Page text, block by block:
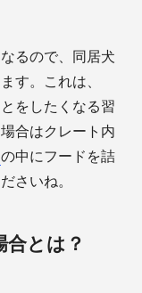
るので、同居犬
す。これは、
をしたくなる習
合はクレート内
の中にフードを詰
さいね。
とは？